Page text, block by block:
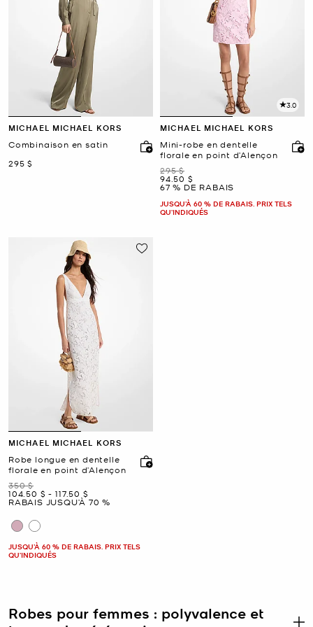
MICHAEL MICHAEL KORS
Combinaison en satin
maintenant
295 $
3.0
MICHAEL MICHAEL KORS
Mini-robe en dentelle
florale en point d’Alençon
était
295 $
maintenant
94.50 $
67 % DE RABAIS
JUSQU’À 60 % DE RABAIS. PRIX TELS
QU'INDIQUÉS
MICHAEL MICHAEL KORS
Robe longue en dentelle
florale en point d’Alençon
était
350 $
maintenant
104.50 $ -
to maintenant
117.50 $
RABAIS JUSQU’À 70 %
JUSQU’À 60 % DE RABAIS. PRIX TELS
QU'INDIQUÉS
Robes pour femmes : polyvalence et